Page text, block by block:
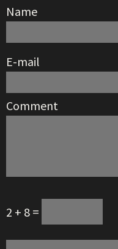
Name
E-mail
Comment
2 + 8 =